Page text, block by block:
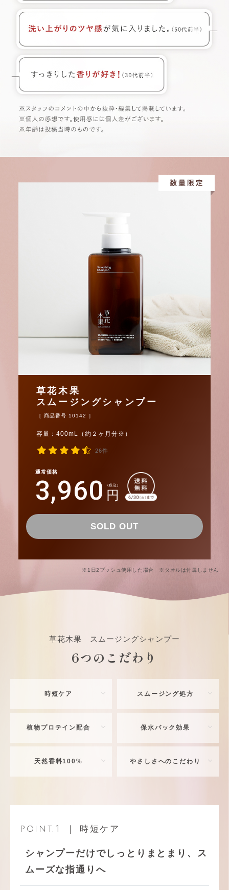
草花木果
スムージングシャンプー
［ 商品番号 10142 ］
容量：400mL（約２ヶ月分※）
26件
通常価格
3,960 円
(税込)
SOLD OUT
※1日2プッシュ使用した場合 ※タオルは付属しません
草花木果 スムージングシャンプー
6つのこだわり
時短ケア スムージング処方
植物プロテイン配合 保水パック効果
天然香料100% やさしさへのこだわり
POINT. 1 ｜ 時短ケア
シャンプーだけでしっとりまとまり、ス
ムーズな指通りへ